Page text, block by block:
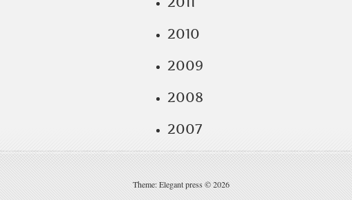
2010
2009
2008
2007
Theme: Elegant press © 2026